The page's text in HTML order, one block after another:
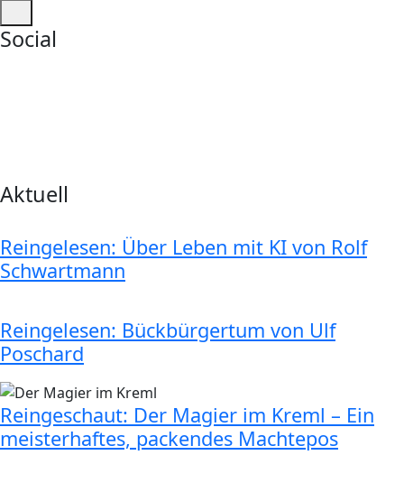
Social
Aktuell
Reingelesen: Über Leben mit KI von Rolf
Schwartmann
Reingelesen: Bückbürgertum von Ulf
Poschard
Reingeschaut: Der Magier im Kreml – Ein
meisterhaftes, packendes Machtepos